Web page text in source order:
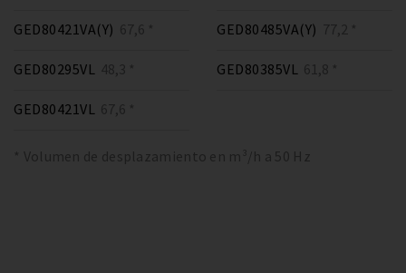
GED80421VA(Y) 67,6 * GED80485VA(Y) 77,2 *
GED80295VL 48,3 * GED80385VL 61,8 *
GED80421VL 67,6 *
* Volumen de desplazamiento en m³/h a 50 Hz